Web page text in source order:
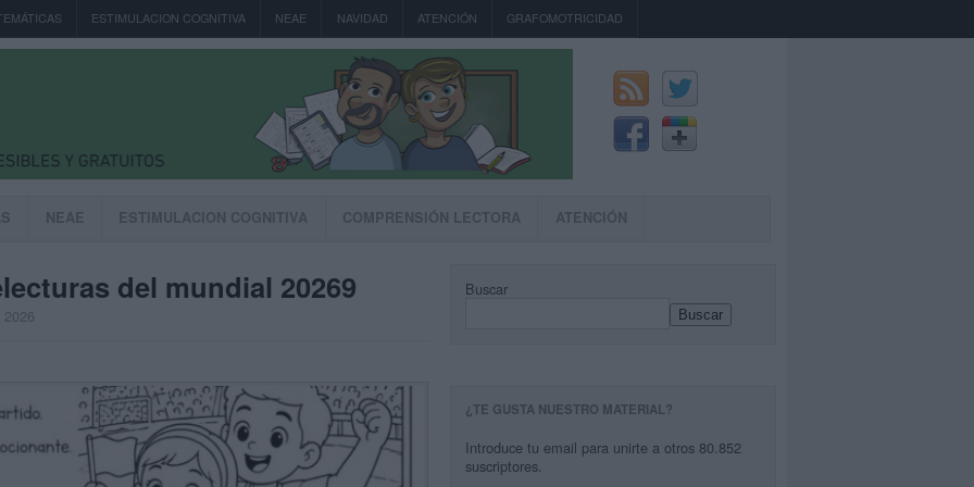
ESTIMULACION COGNITIVA NEAE NAVIDAD ATENCIÓN GRAFOMOTRICIDAD
NEAE ESTIMULACION COGNITIVA COMPRENSIÓN LECTORA ATENCIÓN
del mundial 20269 Buscar
Buscar
¿TE GUSTA NUESTRO MATERIAL?
Introduce tu email para unirte a otros 80.852
suscriptores.